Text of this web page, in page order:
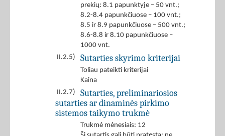
prekių: 8.1 papunktyje – 50 vnt.;
8.2-8.4 papunkčiuose – 100 vnt.;
8.5 ir 8.9 papunkčiuose – 500 vnt.;
8.6-8.8 ir 8.10 papunkčiuose –
1000 vnt.
II.2.5)
Sutarties skyrimo kriterijai
Toliau pateikti kriterijai
Kaina
II.2.7)
Sutarties, preliminariosios
sutarties ar dinaminės pirkimo
sistemos taikymo trukmė
Trukmė mėnesiais: 12